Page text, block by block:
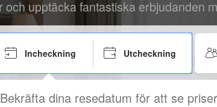
och upptäcka fantastiska erbjudanden
Incheckning Utcheckning
Bekräfta dina resedatum för att se priser